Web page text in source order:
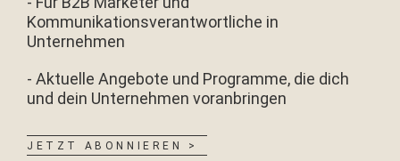
Kommunikationsverantwortliche in
Unternehmen
- Aktuelle Angebote und Programme, die dich
und dein Unternehmen voranbringen
JETZT ABONNIEREN >